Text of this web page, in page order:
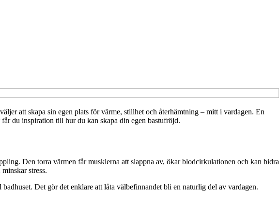
att skapa sin egen plats för värme, stillhet och återhämtning – mitt i vardagen. En
du inspiration till hur du kan skapa din egen bastufröjd.
Den torra värmen får musklerna att slappna av, ökar blodcirkulationen och kan bidra
stress.
Det gör det enklare att låta välbefinnandet bli en naturlig del av vardagen.